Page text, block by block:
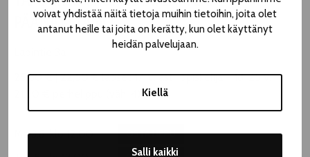
voivat yhdistää näitä tietoja muihin tietoihin, joita olet
antanut heille tai joita on kerätty, kun olet käyttänyt
heidän palvelujaan.
Kiellä
Salli kaikki
PÄÄNÄYTTÄMÖ
25,50 € | 22,50 € lapset 17-v. asti, opiskelija + 18-25 v. |
Ma 3.8. klo 12.00 OSTA LIPPU